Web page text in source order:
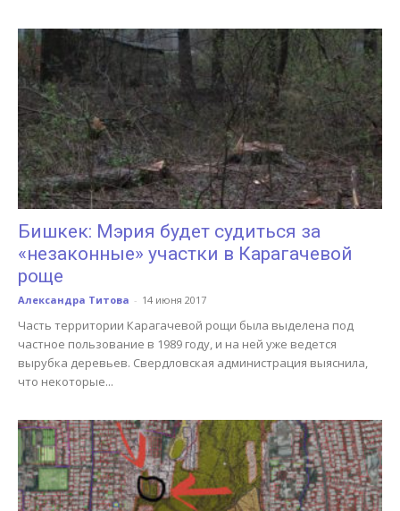
Бишкек: Мэрия будет судиться за
«незаконные» участки в Карагачевой
роще
Александра Титова - 14 июня 2017
Часть территории Карагачевой рощи была выделена под
частное пользование в 1989 году, и на ней уже ведется
вырубка деревьев. Свердловская администрация выяснила,
что некоторые...